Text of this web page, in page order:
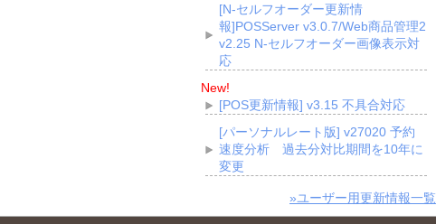
[N-セルフオーダー更新情
報]POSServer v3.0.7/Web商品管理2
v2.25 N-セルフオーダー画像表示対
応
New!
[POS更新情報] v3.15 不具合対応
[パーソナルレート版] v27020 予約
速度分析 過去分対比期間を10年に
変更
»ユーザー用更新情報一覧